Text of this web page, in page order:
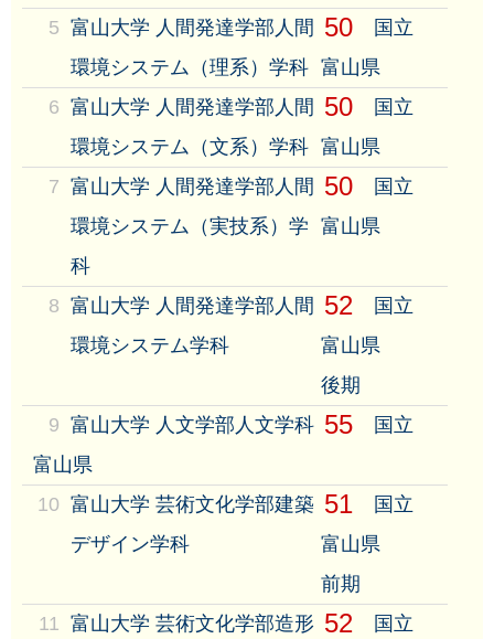
5 富山大学 人間発達学部人間
環境システム（理系）学科
50
国立
富山県
6 富山大学 人間発達学部人間
環境システム（文系）学科
50
国立
富山県
7 富山大学 人間発達学部人間
環境システム（実技系）学
科
50
国立
富山県
8 富山大学 人間発達学部人間
環境システム学科
52
国立
富山県
後期
9 富山大学 人文学部人文学科 55
国立
富山県
10 富山大学 芸術文化学部建築
デザイン学科
51
国立
富山県
前期
11
富山大学 芸術文化学部造形 52
国立